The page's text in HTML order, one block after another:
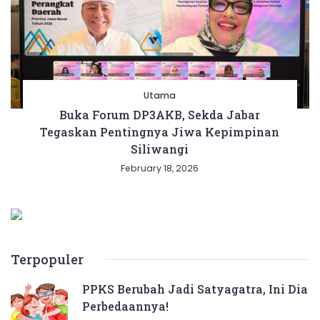
Utama
Buka Forum DP3AKB, Sekda Jabar
Tegaskan Pentingnya Jiwa Kepimpinan
Siliwangi
February 18, 2026
Terpopuler
PPKS Berubah Jadi Satyagatra, Ini Dia
Perbedaannya!